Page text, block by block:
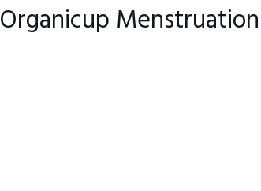
Organicup